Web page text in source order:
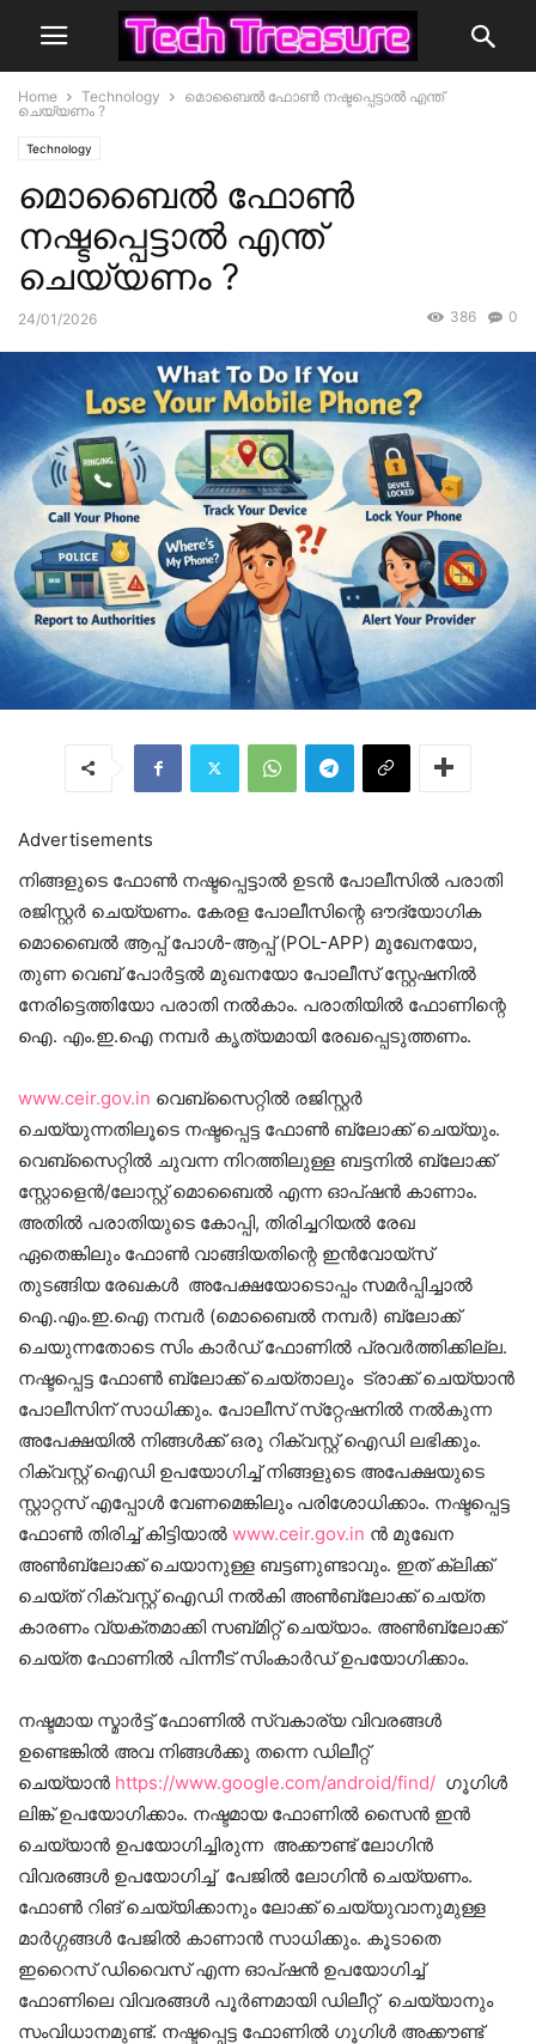
Home Technology
മൊബൈല്‍ ഫോണ്‍ നഷ്ടപ്പെട്ടാല്‍ എന്ത്
ചെയ്യണം ?
Technology
മൊബൈല്‍ ഫോണ്‍
നഷ്ടപ്പെട്ടാല്‍ എന്ത്
ചെയ്യണം ?
24/01/2026 0
386
Advertisements
നിങ്ങളുടെ ഫോണ്‍ നഷ്ടപ്പെട്ടാല്‍ ഉടന്‍ പോലീസില്‍ പരാതി
രജിസ്റ്റര്‍ ചെയ്യണം. കേരള പോലീസിന്റെ ഔദ്യോഗിക
മൊബൈല്‍ ആപ്പ് പോള്‍-ആപ്പ് (POL-APP) മുഖേനയോ,
തുണ വെബ് പോര്‍ട്ടല്‍ മുഖനയോ പോലീസ് സ്റ്റേഷനില്‍
നേരിട്ടെത്തിയോ പരാതി നല്‍കാം. പരാതിയില്‍ ഫോണിന്റെ
ഐ. എം.ഇ.ഐ നമ്പര്‍ കൃത്യമായി രേഖപ്പെടുത്തണം.
www.ceir.gov.in വെബ്‌സൈറ്റില്‍ രജിസ്റ്റര്‍
ചെയ്യുന്നതിലൂടെ നഷ്ടപ്പെട്ട ഫോണ്‍ ബ്ലോക്ക് ചെയ്യും.
വെബ്‌സൈറ്റില്‍ ചുവന്ന നിറത്തിലുള്ള ബട്ടനില്‍ ബ്ലോക്ക്
സ്റ്റോളെന്‍/ലോസ്റ്റ് മൊബൈല്‍ എന്ന ഓപ്ഷന്‍ കാണാം.
അതില്‍ പരാതിയുടെ കോപ്പി, തിരിച്ചറിയല്‍ രേഖ
ഏതെങ്കിലും ഫോണ്‍ വാങ്ങിയതിന്റെ ഇന്‍വോയ്‌സ്
തുടങ്ങിയ രേഖകള്‍ അപേക്ഷയോടൊപ്പം സമര്‍പ്പിച്ചാല്‍
ഐ.എം.ഇ.ഐ നമ്പര്‍ (മൊബൈല്‍ നമ്പര്‍) ബ്ലോക്ക്
ചെയുന്നതോടെ സിം കാര്‍ഡ് ഫോണില്‍ പ്രവര്‍ത്തിക്കില്ല.
നഷ്ടപ്പെട്ട ഫോണ്‍ ബ്ലോക്ക് ചെയ്താലും ട്രാക്ക് ചെയ്യാന്‍
പോലീസിന് സാധിക്കും. പോലീസ് സ്‌റ്റേഷനില്‍ നല്‍കുന്ന
അപേക്ഷയില്‍ നിങ്ങള്‍ക്ക് ഒരു റിക്വസ്റ്റ് ഐഡി ലഭിക്കും.
റിക്വസ്റ്റ് ഐഡി ഉപയോഗിച്ച് നിങ്ങളുടെ അപേക്ഷയുടെ
സ്റ്റാറ്റസ് എപ്പോള്‍ വേണമെങ്കിലും പരിശോധിക്കാം. നഷ്ടപ്പെട്ട
ഫോണ്‍ തിരിച്ച് കിട്ടിയാല്‍ www.ceir.gov.in ന്‍ മുഖേന
അണ്‍ബ്ലോക്ക് ചെയാനുള്ള ബട്ടണുണ്ടാവും. ഇത് ക്ലിക്ക്
ചെയ്ത് റിക്വസ്റ്റ് ഐഡി നല്‍കി അണ്‍ബ്ലോക്ക് ചെയ്ത
കാരണം വ്യക്തമാക്കി സബ്മിറ്റ് ചെയ്യാം. അണ്‍ബ്ലോക്ക്
ചെയ്ത ഫോണില്‍ പിന്നീട് സിംകാര്‍ഡ് ഉപയോഗിക്കാം.
നഷ്ടമായ സ്മാര്‍ട്ട് ഫോണില്‍ സ്വകാര്യ വിവരങ്ങള്‍
ഉണ്ടെങ്കില്‍ അവ നിങ്ങള്‍ക്കു തന്നെ ഡിലീറ്റ്
ചെയ്യാന്‍ https://www.google.com/android/find/ ഗൂഗിള്‍
ലിങ്ക് ഉപയോഗിക്കാം. നഷ്ടമായ ഫോണില്‍ സൈന്‍ ഇന്‍
ചെയ്യാന്‍ ഉപയോഗിച്ചിരുന്ന അക്കൗണ്ട് ലോഗിന്‍
വിവരങ്ങള്‍ ഉപയോഗിച്ച് പേജില്‍ ലോഗിന്‍ ചെയ്യണം.
ഫോണ്‍ റിങ് ചെയ്യിക്കാനും ലോക്ക് ചെയ്യുവാനുമുള്ള
മാര്‍ഗ്ഗങ്ങള്‍ പേജില്‍ കാണാന്‍ സാധിക്കും. കൂടാതെ
ഇറൈസ് ഡിവൈസ് എന്ന ഓപ്ഷന്‍ ഉപയോഗിച്ച്
ഫോണിലെ വിവരങ്ങള്‍ പൂര്‍ണമായി ഡിലീറ്റ് ചെയ്യാനും
സംവിധാനമുണ്ട്. നഷ്ടപ്പെട്ട ഫോണില്‍ ഗൂഗിള്‍ അക്കൗണ്ട്